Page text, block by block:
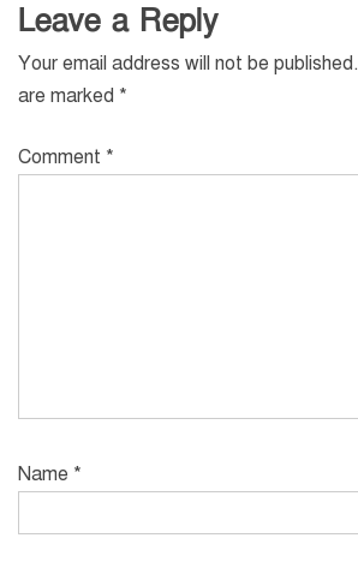
Leave a Reply
Your email address will not be published.
are marked *
Comment *
Name *